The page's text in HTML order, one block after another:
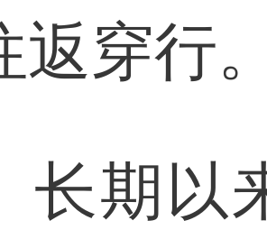
返穿行
以来